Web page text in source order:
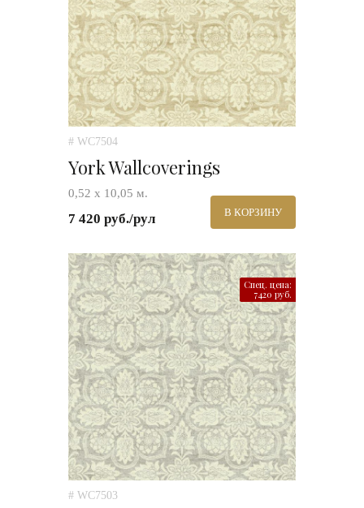
# WC7504
York Wallcoverings
0,52 х 10,05 м.
7 420 руб./рул В КОРЗИНУ
Спец. цена:
7420 руб.
# WC7503